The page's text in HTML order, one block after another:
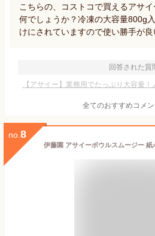
こちらの、コストコで買えるアサ
何でしょうか？冷凍の大容量800g
けにされていますので使い勝手が良
回答された質
【アサイー】業務用でたっぷり大容量
全てのおすすめコメン
no. 8